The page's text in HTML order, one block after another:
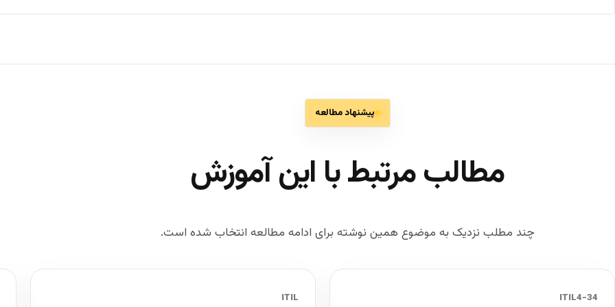
پیشنهاد مطالعه
مطالب مرتبط با این آموزش
چند مطلب نزدیک به موضوع همین نوشته برای ادامه مطالعه انتخاب شده است.
34-ITIL4
ITIL